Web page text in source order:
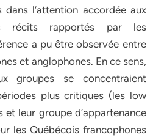
dans l’attention accordée aux
récits rapportés par les
a pu être observée entre
et anglophones. En ce sens,
groupes se concentraient
plus critiques (les low
leur groupe d’appartenance
les Québécois francophones